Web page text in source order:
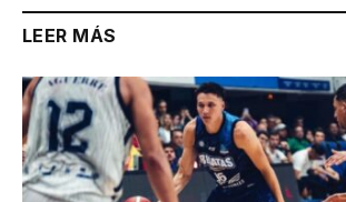
LEER MÁS